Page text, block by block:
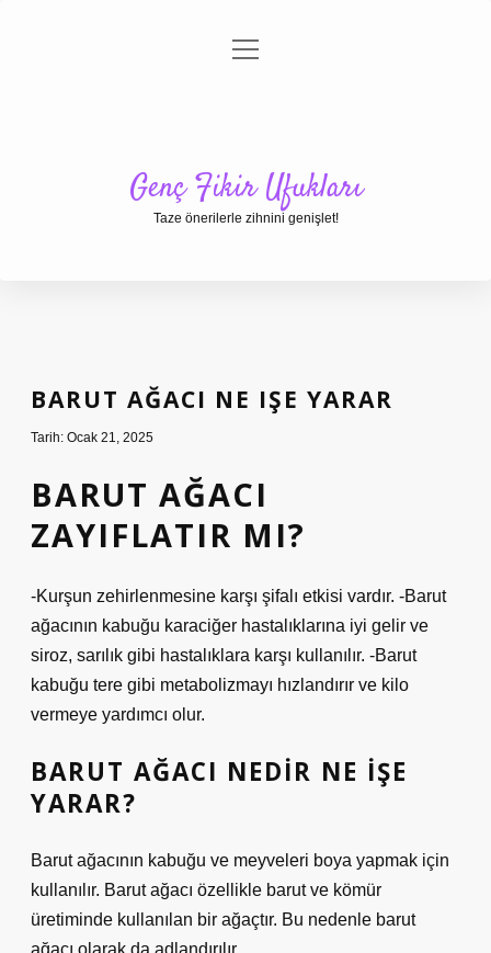
Gizlilik Politikası
menüyü
Genç Fikir Ufukları
Taze önerilerle zihnini genişlet!
BARUT AĞACI NE IŞE YARAR
Tarih: Ocak 21, 2025
BARUT AĞACI
ZAYIFLATIR MI?
-Kurşun zehirlenmesine karşı şifalı etkisi vardır. -Barut
ağacının kabuğu karaciğer hastalıklarına iyi gelir ve
siroz, sarılık gibi hastalıklara karşı kullanılır. -Barut
kabuğu tere gibi metabolizmayı hızlandırır ve kilo
vermeye yardımcı olur.
BARUT AĞACI NEDIR NE IŞE
YARAR?
Barut ağacının kabuğu ve meyveleri boya yapmak için
kullanılır. Barut ağacı özellikle barut ve kömür
üretiminde kullanılan bir ağaçtır. Bu nedenle barut
ağacı olarak da adlandırılır.